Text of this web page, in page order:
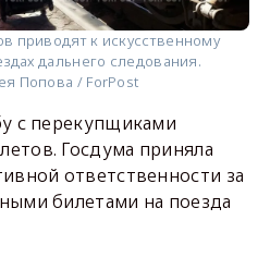
приводят к искусственному
дальнего следования.
Попова / ForPost
с перекупщиками
Госдума приняла
ответственности за
билетами на поезда